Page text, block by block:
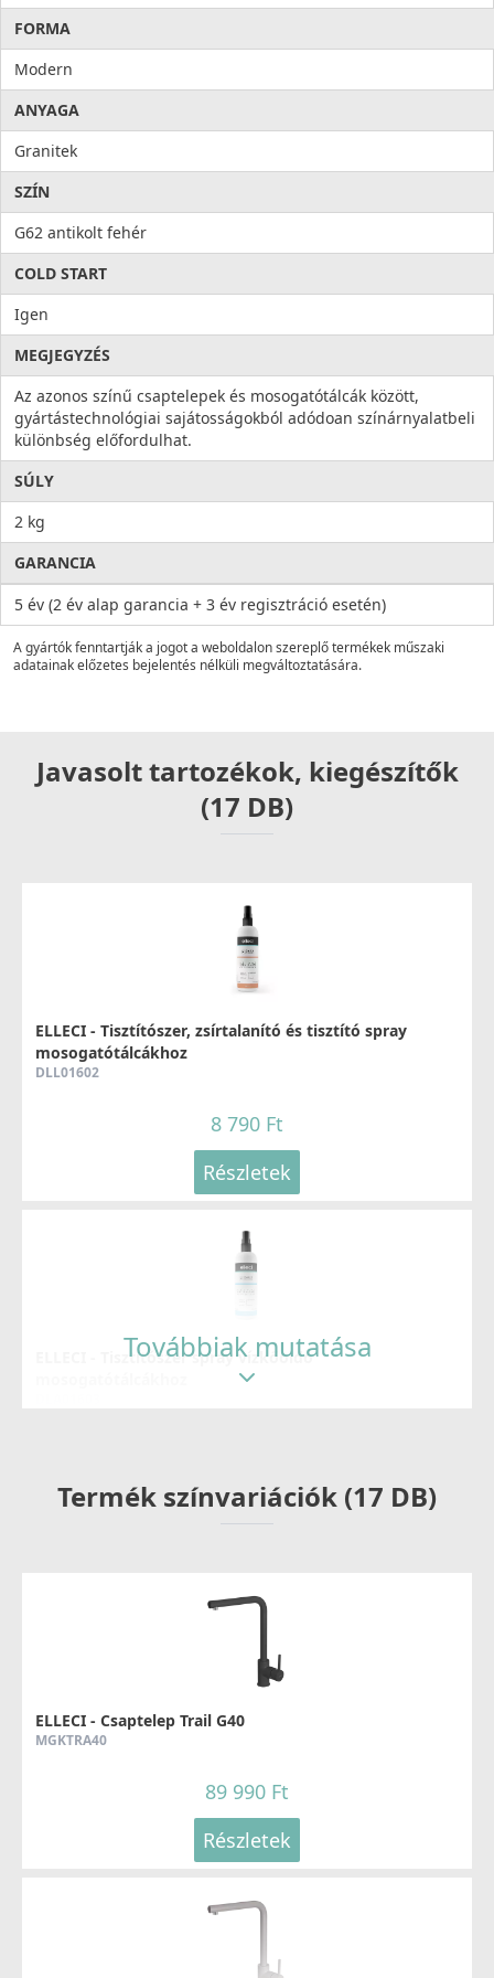
FORMA
Modern
ANYAGA
Granitek
SZÍN
G62 antikolt fehér
COLD START
Igen
MEGJEGYZÉS
Az azonos színű csaptelepek és mosogatótálcák között,
gyártástechnológiai sajátosságokból adódoan színárnyalatbeli
különbség előfordulhat.
SÚLY
2 kg
GARANCIA
5 év (2 év alap garancia + 3 év regisztráció esetén)
A gyártók fenntartják a jogot a weboldalon szereplő termékek műszaki
adatainak előzetes bejelentés nélküli megváltoztatására.
Javasolt tartozékok, kiegészítők
(17 DB)
ELLECI - Tisztítószer, zsírtalanító és tisztító spray
mosogatótálcákhoz
DLL01602
8 790 Ft
Részletek
ELLECI - Tisztítószer spray vízkőoldó
Részletek
ELLECI - Gránit mosogatótálca Quadra 50 G62 - Kifutó
LGQ05062
79 990 Ft
Részletek
Továbbiak mutatása
Termék színvariációk (17 DB)
ELLECI - Csaptelep Trail G40
MGKTRA40
89 990 Ft
Részletek